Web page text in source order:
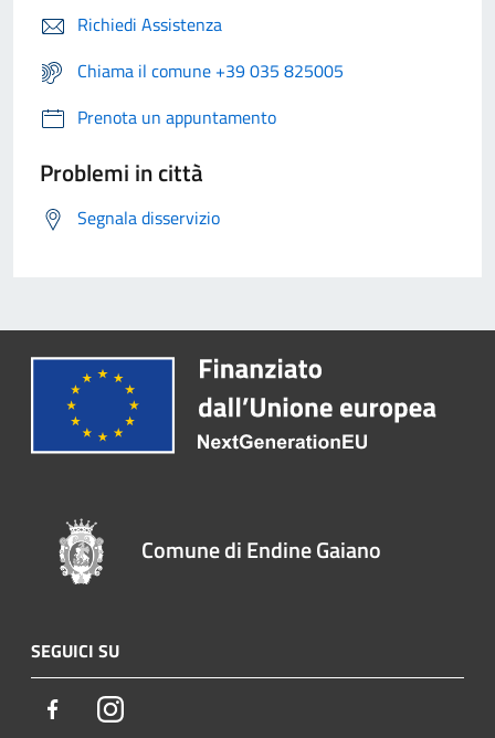
Richiedi Assistenza
Chiama il comune +39 035 825005
Prenota un appuntamento
Problemi in città
Segnala disservizio
Comune di Endine Gaiano
SEGUICI SU
FacebookInstagram